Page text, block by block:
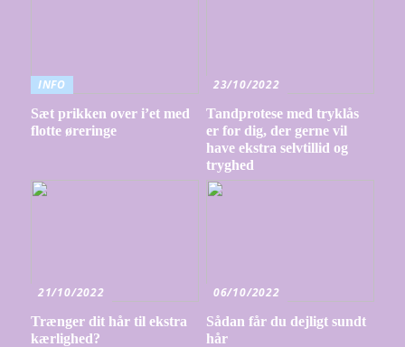
INFO
Sæt prikken over i’et med
flotte øreringe
23/10/2022
Tandprotese med tryklås
er for dig, der gerne vil
have ekstra selvtillid og
tryghed
21/10/2022
Trænger dit hår til ekstra
kærlighed?
06/10/2022
Sådan får du dejligt sundt
hår